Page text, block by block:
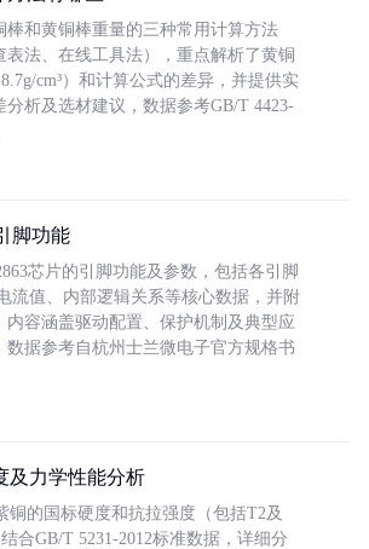
棒和黄铜棒重量的三种常用计算方法
表法、在线工具法），重点解析了黄铜
cm³）和计算公式的差异，并提供实
分析及选材建议，数据参考GB/T 4423-
脚功能
芯片的引脚功能及参数，包括各引脚
流值、内部逻辑关系等核心数据，并附
内容涵盖驱动配置、保护机制及典型应
数据参考自杭州士兰微电子官方规格书
及力学性能分析
铜的国标硬度和抗拉强度（包括T2及
合GB/T 5231-2012标准数据，详细分